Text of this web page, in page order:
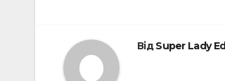
ВідSuper Lady